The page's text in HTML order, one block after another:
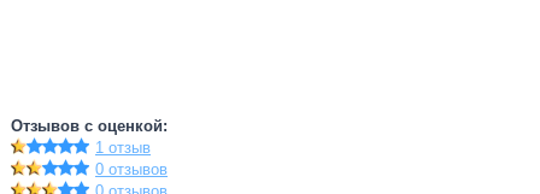
Отзывов с оценкой:
1 отзыв
0 отзывов